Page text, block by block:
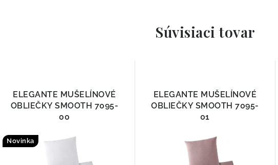
Súvisiaci tovar
ELEGANTE MUŠELÍNOVÉ
OBLIEČKY SMOOTH 7095-
00
Novinka
ELEGANTE MUŠELÍNOVÉ
OBLIEČKY SMOOTH 7095-
01